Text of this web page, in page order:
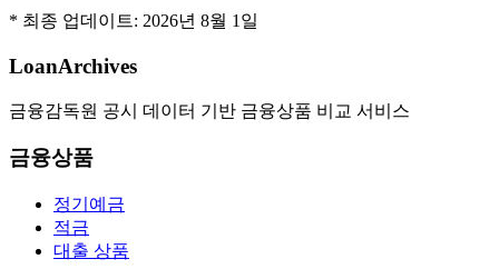
* 최종 업데이트: 2026년 8월 1일
LoanArchives
금융감독원 공시 데이터 기반 금융상품 비교 서비스
금융상품
정기예금
적금
대출 상품